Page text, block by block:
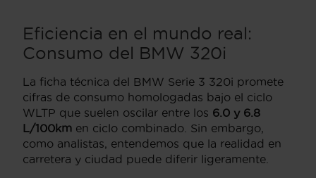
Eficiencia en el mundo real:
Consumo del BMW 320i
La ficha técnica del BMW Serie 3 320i promete
cifras de consumo homologadas bajo el ciclo
WLTP que suelen oscilar entre los 6.0 y 6.8
L/100km en ciclo combinado. Sin embargo,
como analistas, entendemos que la realidad en
carretera y ciudad puede diferir ligeramente.